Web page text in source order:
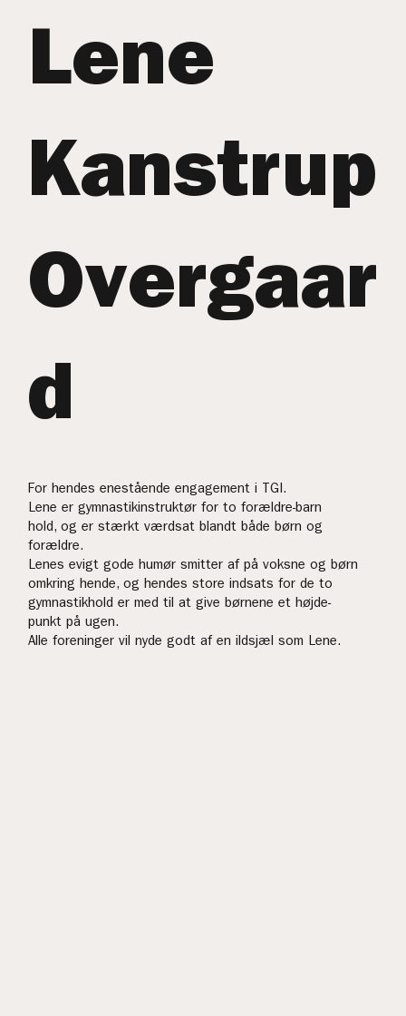
Lene
Kanstrup
Overgaar
d
For hendes enestående engagement i TGI.
Lene er gymnastikinstruktør for to forældre-barn
hold, og er stærkt værdsat blandt både børn og
forældre.
Lenes evigt gode humør smitter af på voksne og børn
omkring hende, og hendes store indsats for de to
gymnastikhold er med til at give børnene et højde-
punkt på ugen.
Alle foreninger vil nyde godt af en ildsjæl som Lene.